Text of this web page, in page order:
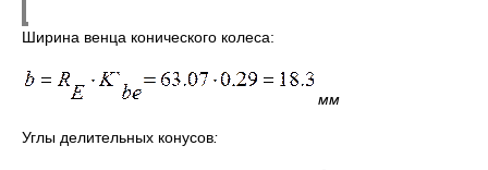
Ширина венца конического колеса:
мм
Углы делительных конусов: